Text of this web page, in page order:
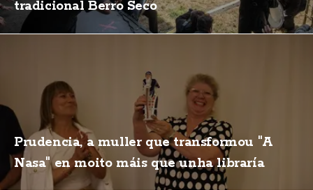
tradicional Berro Seco
Prudencia, a muller que transformou "A
Nasa" en moito máis que unha libraría